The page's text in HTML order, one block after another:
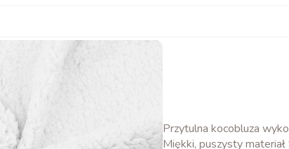
Przytulna kocobluza
Miękki, puszysty